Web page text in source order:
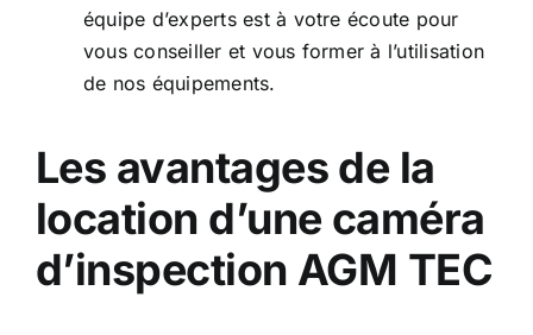
équipe d’experts est à votre écoute pour
vous conseiller et vous former à l’utilisation
de nos équipements.
Les avantages de la
location d’une caméra
d’inspection AGM TEC